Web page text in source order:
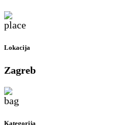
Lokacija
Zagreb
Kategorija